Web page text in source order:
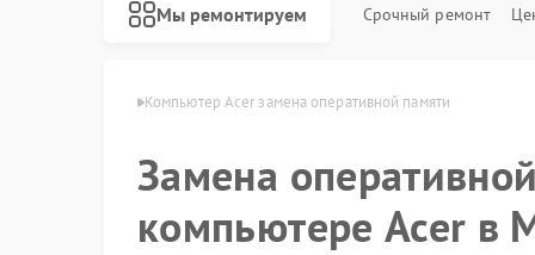
Мы ремонтируем Срочный ремонт
Компьютер Acer замена оперативной памяти
Замена
компьютере Acer в